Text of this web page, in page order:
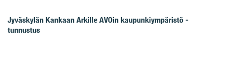
Jyväskylän Kankaan Arkille AVOin kaupunkiympäristö -
tunnustus